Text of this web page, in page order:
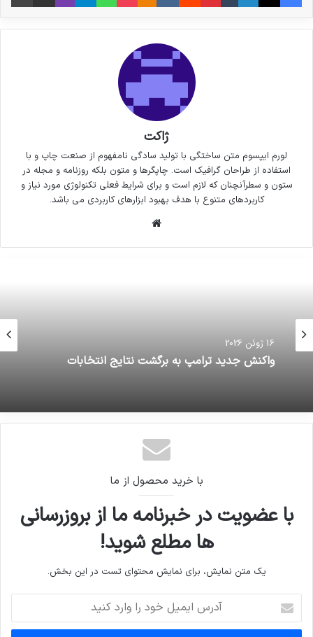
ژاکت
لورم ایپسوم متن ساختگی با تولید سادگی نامفهوم از صنعت چاپ و با
استفاده از طراحان گرافیک است. چاپگرها و متون بلکه روزنامه و مجله در
ستون و سطرآنچنان که لازم است و برای شرایط فعلی تکنولوژی مورد نیاز و
کاربردهای متنوع با هدف بهبود ابزارهای کاربردی می باشد.
16 ژوئن 2026
واکنش جدید ترامپ به برگشت نتایج انتخابات
16 ژوئن 2026
با خرید محصول از ما
با عضویت در خبرنامه ما از بروزرسانی
ها مطلع شوید!
یک متن نمایش، برای نمایش محتوای تست در این بخش.
ایمیل
خود